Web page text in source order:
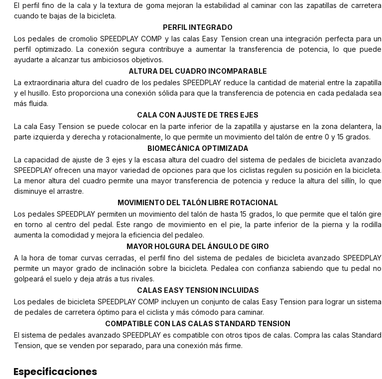
El perfil fino de la cala y la textura de goma mejoran la estabilidad al caminar con las zapatillas de carretera
cuando te bajas de la bicicleta.
PERFIL INTEGRADO
Los pedales de cromolio SPEEDPLAY COMP y las calas Easy Tension crean una integración perfecta para un
perfil optimizado. La conexión segura contribuye a aumentar la transferencia de potencia, lo que puede
ayudarte a alcanzar tus ambiciosos objetivos.
ALTURA DEL CUADRO INCOMPARABLE
La extraordinaria altura del cuadro de los pedales SPEEDPLAY reduce la cantidad de material entre la zapatilla
y el husillo. Esto proporciona una conexión sólida para que la transferencia de potencia en cada pedalada sea
más fluida.
CALA CON AJUSTE DE TRES EJES
La cala Easy Tension se puede colocar en la parte inferior de la zapatilla y ajustarse en la zona delantera, la
parte izquierda y derecha y rotacionalmente, lo que permite un movimiento del talón de entre 0 y 15 grados.
BIOMECÁNICA OPTIMIZADA
La capacidad de ajuste de 3 ejes y la escasa altura del cuadro del sistema de pedales de bicicleta avanzado
SPEEDPLAY ofrecen una mayor variedad de opciones para que los ciclistas regulen su posición en la bicicleta.
La menor altura del cuadro permite una mayor transferencia de potencia y reduce la altura del sillín, lo que
disminuye el arrastre.
MOVIMIENTO DEL TALÓN LIBRE ROTACIONAL
Los pedales SPEEDPLAY permiten un movimiento del talón de hasta 15 grados, lo que permite que el talón gire
en torno al centro del pedal. Este rango de movimiento en el pie, la parte inferior de la pierna y la rodilla
aumenta la comodidad y mejora la eficiencia del pedaleo.
MAYOR HOLGURA DEL ÁNGULO DE GIRO
A la hora de tomar curvas cerradas, el perfil fino del sistema de pedales de bicicleta avanzado SPEEDPLAY
permite un mayor grado de inclinación sobre la bicicleta. Pedalea con confianza sabiendo que tu pedal no
golpeará el suelo y deja atrás a tus rivales.
CALAS EASY TENSION INCLUIDAS
Los pedales de bicicleta SPEEDPLAY COMP incluyen un conjunto de calas Easy Tension para lograr un sistema
de pedales de carretera óptimo para el ciclista y más cómodo para caminar.
COMPATIBLE CON LAS CALAS STANDARD TENSION
El sistema de pedales avanzado SPEEDPLAY es compatible con otros tipos de calas. Compra las calas Standard
Tension, que se venden por separado, para una conexión más firme.
Especificaciones